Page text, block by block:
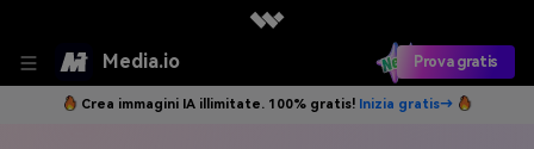
Media.io Prova gratis
Crea immagini IA illimitate. 100% gratis! Inizia gratis→